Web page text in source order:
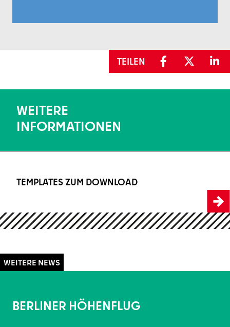
TEILEN
WEITERE
INFORMATIONEN
TEMPLATES ZUM DOWNLOAD
Templates zum Download
BERLINER HÖHENFLUG